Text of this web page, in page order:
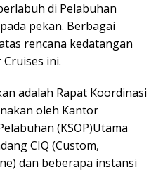
di Pelabuhan
pekan. Berbagai
rencana kedatangan
ini.
adalah Rapat Koordinasi
oleh Kantor
(KSOP)Utama
CIQ (Custom,
dan beberapa instansi